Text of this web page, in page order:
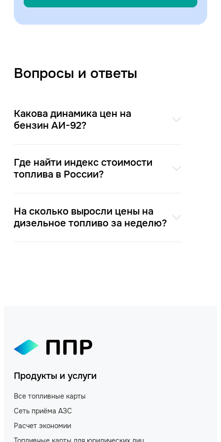
Вопросы и ответы
Какова динамика цен на
бензин АИ-92?
Где найти индекс стоимости
топлива в России?
На сколько выросли цены на
дизельное топливо за неделю?
Продукты и услуги
Все топливные карты
Сеть приёма АЗС
Расчет экономии